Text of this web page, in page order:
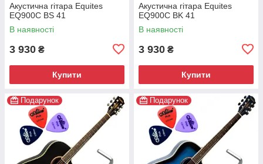
Акустична гітара Equites
EQ900C BS 41
В наявності
3 930 ₴
Купити
Акустична гітара Equites
EQ900C BK 41
В наявності
3 930 ₴
Купити
Подарунок Подарунок